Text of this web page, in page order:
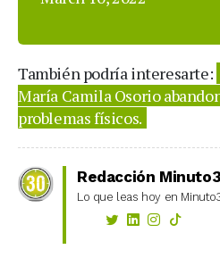
También podría interesarte:
María Camila Osorio
problemas físicos.
Redacción
Lo que leas hoy en